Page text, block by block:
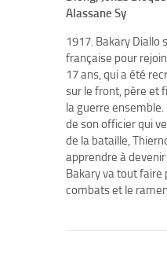
Alassane Sy
1917. Bakary Diallo
française pour
17 ans, qui a été
sur le front, père et
la guerre
de son officier qui
de la bataille,
apprendre à
Bakary va tout faire
combats et le